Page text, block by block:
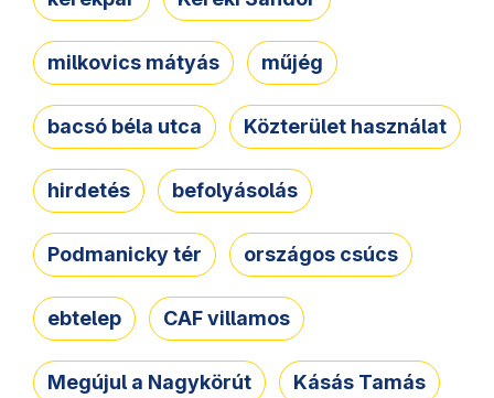
milkovics mátyás műjég
bacsó béla utca Közterület használat
hirdetés befolyásolás
Podmanicky tér országos csúcs
ebtelep CAF villamos
Megújul a Nagykörút Kásás Tamás